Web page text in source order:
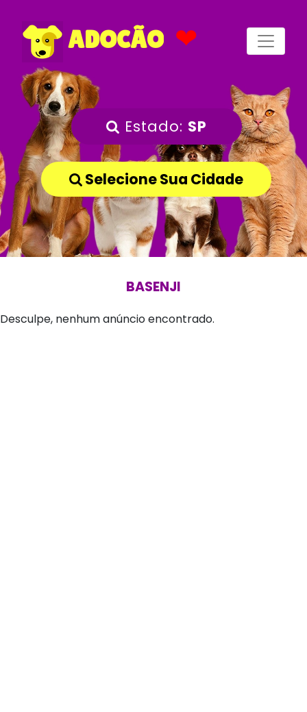
ADOCÃO ❤
Estado: SP
Selecione Sua Cidade
BASENJI
Desculpe, nenhum anúncio encontrado.